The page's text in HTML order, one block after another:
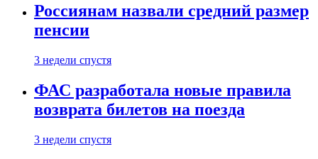
Россиянам назвали средний размер
пенсии
3 недели спустя
ФАС разработала новые правила
возврата билетов на поезда
3 недели спустя